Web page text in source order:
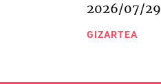
2026/07/29
GIZARTEA